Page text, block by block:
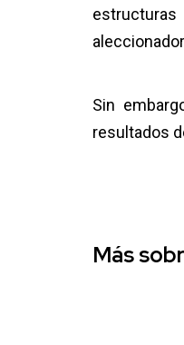
estructuras
Sin
resultados
Más